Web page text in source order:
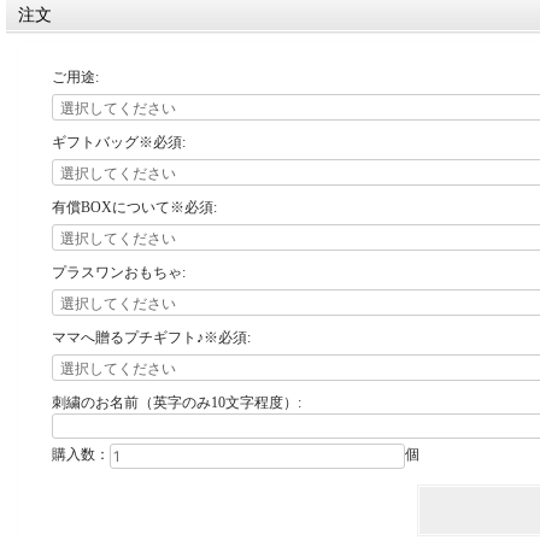
注文
ご用途:
ギフトバッグ※必須:
有償BOXについて※必須:
プラスワンおもちゃ:
ママへ贈るプチギフト♪※必須:
刺繍のお名前（英字のみ10文字程度）:
購入数： 個